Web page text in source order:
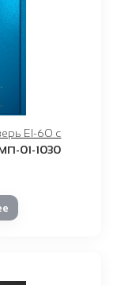
EI-60 с
01-1030